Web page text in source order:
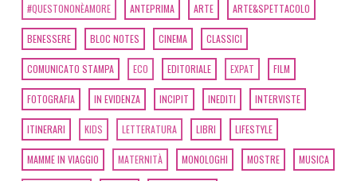
#QUESTONONÈAMORE ANTEPRIMA ARTE ARTE&SPETTACOLO
BENESSERE BLOC NOTES CINEMA CLASSICI
COMUNICATO STAMPA ECO EDITORIALE EXPAT FILM
FOTOGRAFIA IN EVIDENZA INCIPIT INEDITI INTERVISTE
ITINERARI KIDS LETTERATURA LIBRI LIFESTYLE
MAMME IN VIAGGIO MATERNITÀ MONOLOGHI MOSTRE MUSICA